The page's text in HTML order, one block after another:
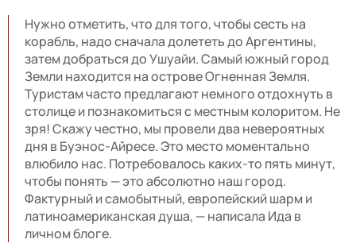
Нужно отметить, что для того, чтобы сесть на
корабль, надо сначала долететь до Аргентины,
затем добраться до Ушуайи. Самый южный город
Земли находится на острове Огненная Земля.
Туристам часто предлагают немного отдохнуть в
столице и познакомиться с местным колоритом. Не
зря! Скажу честно, мы провели два невероятных
дня в Буэнос-Айресе. Это место моментально
влюбило нас. Потребовалось каких-то пять минут,
чтобы понять — это абсолютно наш город.
Фактурный и самобытный, европейский шарм и
латиноамериканская душа, — написала Ида в
личном блоге.